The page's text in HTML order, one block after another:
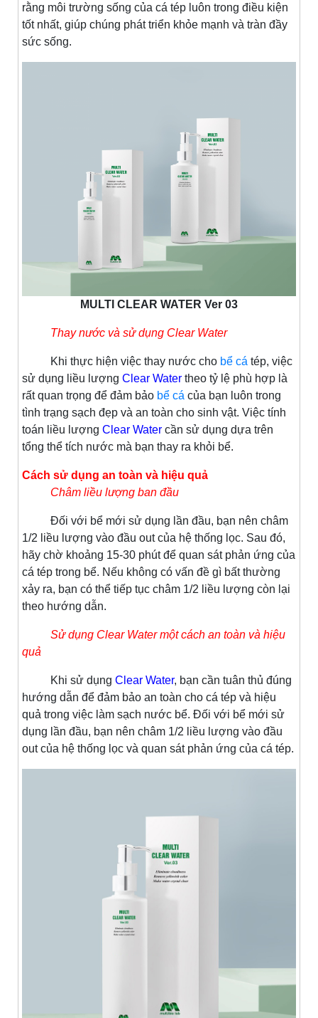
rằng môi trường sống của cá tép luôn trong điều kiện
tốt nhất, giúp chúng phát triển khỏe mạnh và tràn đầy
sức sống.
MULTI CLEAR WATER Ver 03
Thay nước và sử dụng Clear Water
Khi thực hiện việc thay nước cho bể cá tép, việc
sử dụng liều lượng Clear Water theo tỷ lệ phù hợp là
rất quan trọng để đảm bảo bể cá của bạn luôn trong
tình trạng sạch đẹp và an toàn cho sinh vật. Việc tính
toán liều lượng Clear Water cần sử dụng dựa trên
tổng thể tích nước mà bạn thay ra khỏi bể.
Cách sử dụng an toàn và hiệu quả
Châm liều lượng ban đầu
Đối với bể mới sử dụng lần đầu, bạn nên châm
1/2 liều lượng vào đầu out của hệ thống lọc. Sau đó,
hãy chờ khoảng 15-30 phút để quan sát phản ứng của
cá tép trong bể. Nếu không có vấn đề gì bất thường
xảy ra, bạn có thể tiếp tục châm 1/2 liều lượng còn lại
theo hướng dẫn.
Sử dụng Clear Water một cách an toàn và hiệu
quả
Khi sử dụng Clear Water, bạn cần tuân thủ đúng
hướng dẫn để đảm bảo an toàn cho cá tép và hiệu
quả trong việc làm sạch nước bể. Đối với bể mới sử
dụng lần đầu, bạn nên châm 1/2 liều lượng vào đầu
out của hệ thống lọc và quan sát phản ứng của cá tép.